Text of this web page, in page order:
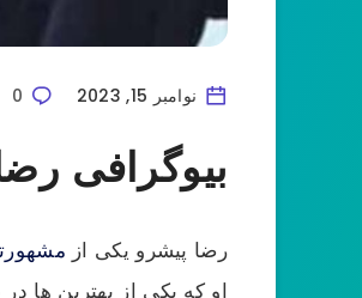
نوامبر 15, 2023 0
بیوگرافی
رضا پیشرو یکی از
او که یکی از بهترین ها